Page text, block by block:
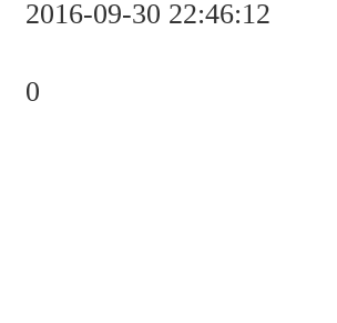
2016-09-30 22:46:12
0